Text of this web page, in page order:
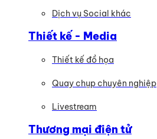
Dịch vụ Social khác
Thiết kế - Media
Thiết kế đồ họa
Quay chụp chuyên nghiệp
Livestream
Thương mại điện tử